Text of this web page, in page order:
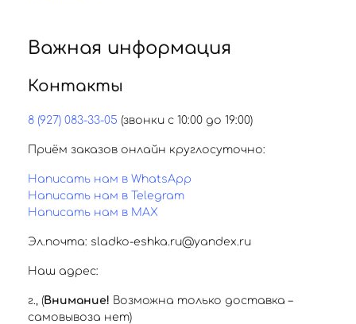
Важная информация
Контакты
8 (927) 083-33-05 (звонки с 10:00 до 19:00)
Приём заказов онлайн круглосуточно:
Написать нам в WhatsApp
Написать нам в Telegram
Написать нам в MAX
Эл.почта: sladko-eshka.ru@yandex.ru
Наш адрес:
г. , (Внимание! Возможна только доставка –
самовывоза нет)